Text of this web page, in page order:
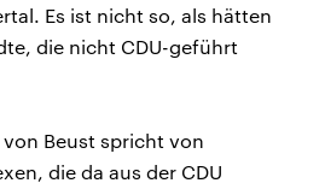
Es ist nicht so, als hätten
die nicht CDU-geführt
von Beust spricht von
die da aus der CDU